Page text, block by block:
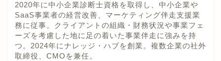
2020年に中小企業診断士資格を取得し、中小企業や
SaaS事業者の経営改善、マーケティング伴走支援業
務に従事。クライアントの組織・財務状況や事業フェ
ーズを考慮した地に足の着いた事業伴走に強みを持
つ。2024年にナレッジ・ハブを創業。複数企業の社外
取締役、CMOを兼任。